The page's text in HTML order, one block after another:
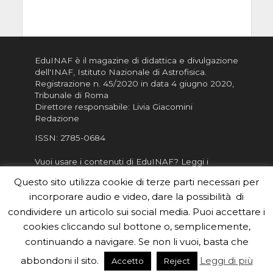
EduINAF è il magazine di didattica e divulgazione
dell'INAF, Istituto Nazionale di Astrofisica
Registrazione n. 45/2020 in data 4 giugno 2020,
Tribunale di Roma
Direttore responsabile: Livia Giacomini
Redazione
ISSN: 2785-0684
Vuoi usare i contenuti di EduINAF? Leggi i
Informativa sulla Privacy
Informatva sui Cookie
Per la rubrica de l'Astronomo risponde, per
inviarci le tue foto o i tuoi contributi, scrivici a
redazione.edu [chiocciola] inaf.it oppure
il form
Questo sito utilizza cookie di terze parti necessari per
incorporare audio e video, dare la possibilità di
condividere un articolo sui social media. Puoi accettare i
cookies cliccando sul bottone o, semplicemente,
continuando a navigare. Se non li vuoi, basta che
abbondoni il sito.
Accetto Reject Leggi di più